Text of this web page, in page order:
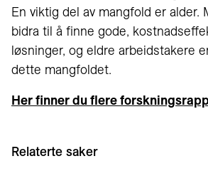
En viktig del av mangfold er alder.
bidra til å finne gode,
løsninger, og eldre arbeidstakere
dette mangfoldet.
Her finner du flere
Relaterte saker